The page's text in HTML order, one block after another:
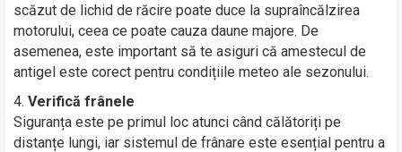
scăzut de lichid de răcire poate duce la supraîncălzirea
motorului, ceea ce poate cauza daune majore. De
asemenea, este important să te asiguri că amestecul de
antigel este corect pentru condițiile meteo ale sezonului.
Verifică frânele
Siguranța este pe primul loc atunci când călătoriți pe
distanțe lungi, iar sistemul de frânare este esențial pentru a